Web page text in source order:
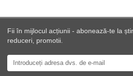
Fii în mijlocul acțiunii - abonează-te la
reduceri, promotii.